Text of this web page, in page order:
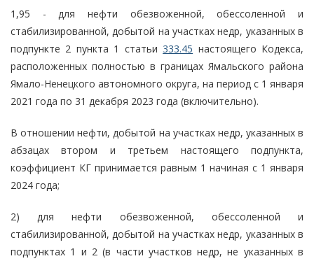
1,95 - для нефти обезвоженной, обессоленной и
стабилизированной, добытой на участках недр, указанных в
подпункте 2 пункта 1 статьи333.45 настоящего Кодекса,
расположенных полностью в границах Ямальского района
Ямало-Ненецкого автономного округа, на период с 1 января
2021 года по 31 декабря 2023 года (включительно).
В отношении нефти, добытой на участках недр, указанных в
абзацах втором и третьем настоящего подпункта,
коэффициент КГ принимается равным 1 начиная с 1 января
2024 года;
2) для нефти обезвоженной, обессоленной и
стабилизированной, добытой на участках недр, указанных в
подпунктах 1 и 2 (в части участков недр, не указанных в